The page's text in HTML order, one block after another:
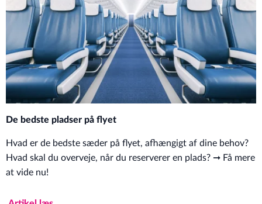
De bedste pladser på flyet
Hvad er de bedste sæder på flyet, afhængigt af dine behov?
Hvad skal du overveje, når du reserverer en plads? ➞ Få mere
at vide nu!